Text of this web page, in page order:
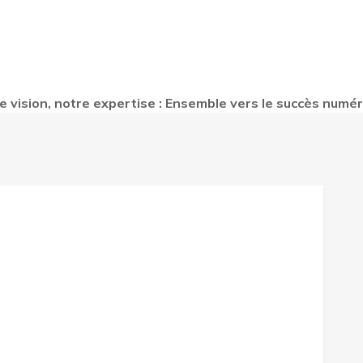
vision, notre expertise : Ensemble vers le succès